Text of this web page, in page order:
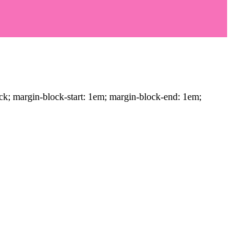
margin-block-start: 1em; margin-block-end: 1em;